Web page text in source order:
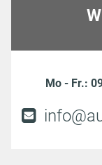
Mo - Fr.: